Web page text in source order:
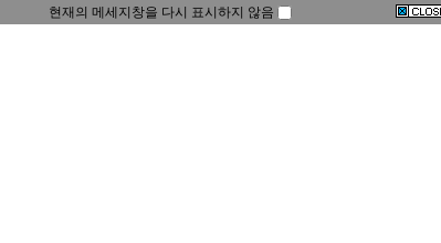
현재의 메세지창을 다시 표시하지 않음